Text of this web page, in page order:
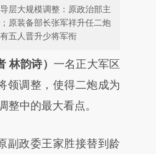
层大规模调整：原政治部主
原装备部长张军祥升任二炮
五人晋升少将军衔
这段话：本文由第三方
新文章
TUBw2CqI]
意图存在偏差。不代表
林韵诗） 一名正大军区
领调整，使得二炮成为
整中的最大看点。
政委王家胜接替到龄